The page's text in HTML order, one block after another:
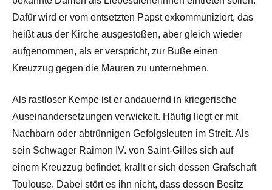
Dafür wird er vom entsetzten Papst exkommuniziert, das
heißt aus der Kirche ausgestoßen, aber gleich wieder
aufgenommen, als er verspricht, zur Buße einen
Kreuzzug gegen die Mauren zu unternehmen.
Als rastloser Kempe ist er andauernd in kriegerische
Auseinandersetzungen verwickelt. Häufig liegt er mit
Nachbarn oder abtrünnigen Gefolgsleuten im Streit. Als
sein Schwager Raimon IV. von Saint-Gilles sich auf
einem Kreuzzug befindet, krallt er sich dessen Grafschaft
Toulouse. Dabei stört es ihn nicht, dass dessen Besitz